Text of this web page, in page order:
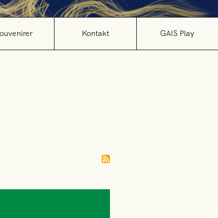
Kontakt GAIS Play